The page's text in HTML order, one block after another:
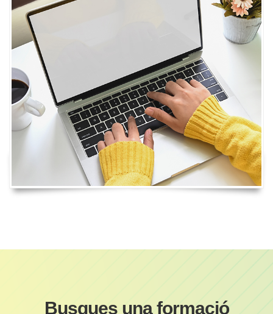
Busques una formació